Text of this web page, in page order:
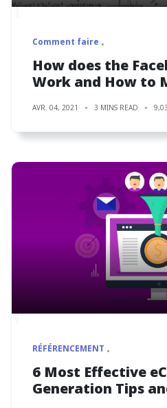
Comment faire
How does the
Work and How to
AVR. 04, 2021 3 MINS READ
RÉFÉRENCEMENT
6 Most Effective
Generation Tips